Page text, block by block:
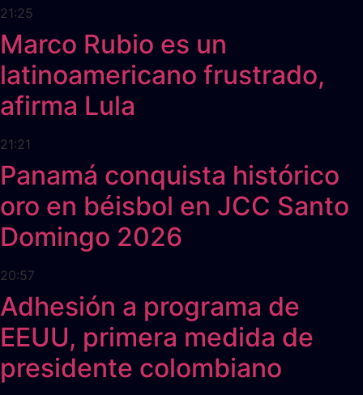
21:25
Marco Rubio es un
latinoamericano frustrado,
afirma Lula
21:21
Panamá conquista histórico
oro en béisbol en JCC Santo
Domingo 2026
20:57
Adhesión a programa de
EEUU, primera medida de
presidente colombiano